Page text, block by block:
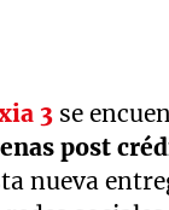
3 se
post
nueva